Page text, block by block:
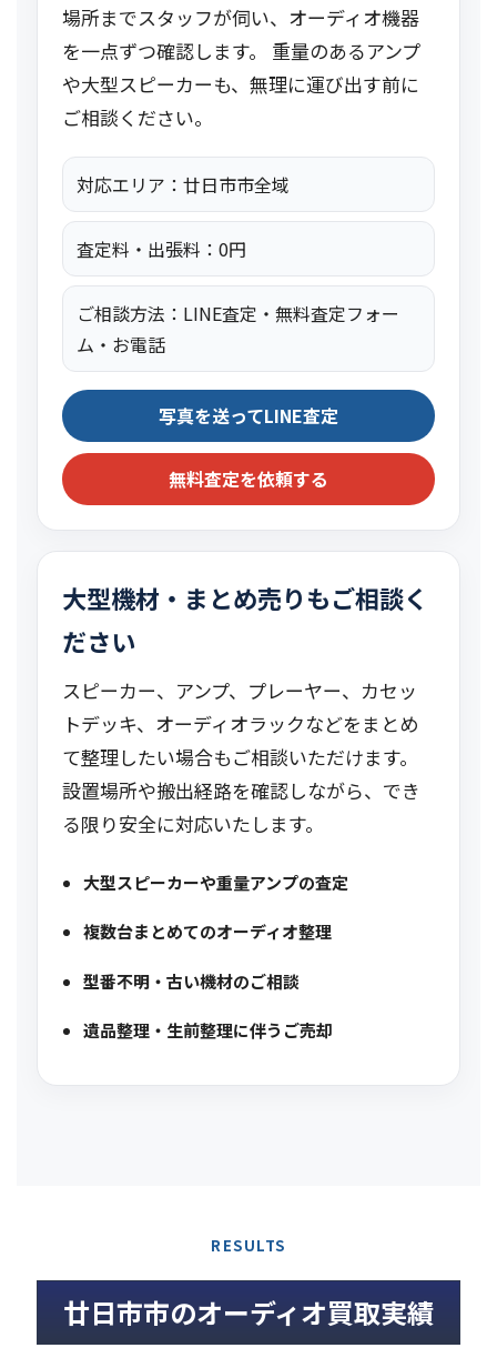
場所までスタッフが伺い、オーディオ機器
を一点ずつ確認します。 重量のあるアンプ
や大型スピーカーも、無理に運び出す前に
ご相談ください。
対応エリア：廿日市市全域
査定料・出張料：0円
ご相談方法：LINE査定・無料査定フォー
ム・お電話
写真を送ってLINE査定
無料査定を依頼する
大型機材・まとめ売りもご相談く
ださい
スピーカー、アンプ、プレーヤー、カセッ
トデッキ、オーディオラックなどをまとめ
て整理したい場合もご相談いただけます。
設置場所や搬出経路を確認しながら、でき
る限り安全に対応いたします。
大型スピーカーや重量アンプの査定
複数台まとめてのオーディオ整理
型番不明・古い機材のご相談
遺品整理・生前整理に伴うご売却
RESULTS
廿日市市のオーディオ買取実績